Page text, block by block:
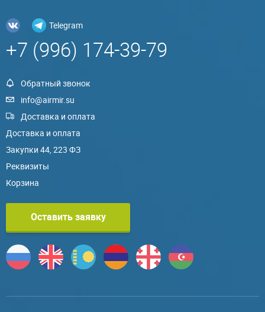
Telegram
+7 (996) 174-39-79
Обратный звонок
info@airmir.su
Доставка и оплата
Доставка и оплата
Закупки 44, 223 ФЗ
Реквизиты
Корзина
Оставить заявку